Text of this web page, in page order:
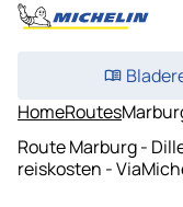
HomeRoutes
Route Marburg -
reiskosten -